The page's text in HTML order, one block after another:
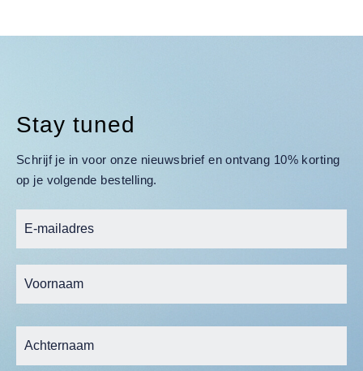
Stay tuned
Schrijf je in voor onze nieuwsbrief en ontvang 10% korting
op je volgende bestelling.